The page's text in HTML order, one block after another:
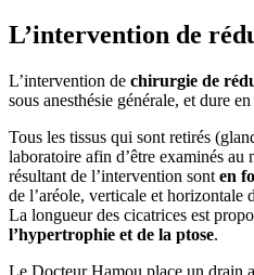
L’intervention de
L’intervention de chirurgie de
sous anesthésie générale, et dure
Tous les tissus qui sont retirés
laboratoire afin d’être examinés au
résultant de l’intervention sont en
de l’aréole, verticale et horizontale
La longueur des cicatrices est
l’hypertrophie et de la ptose.